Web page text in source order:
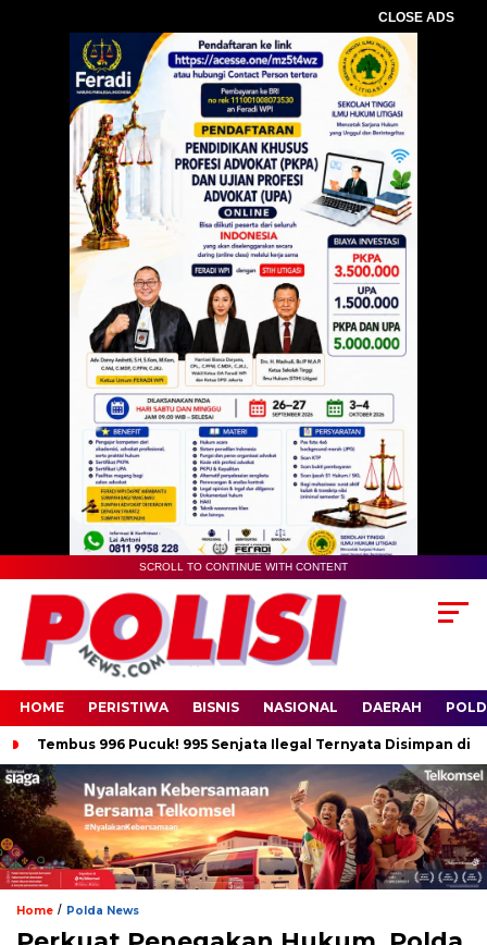
CLOSE ADS
SCROLL TO CONTINUE WITH CONTENT
HOME PERISTIWA BISNIS NASIONAL DAERAH
Tembus 996 Pucuk! 995 Senjata Ilegal Ternyata Disimpan di
Home / Polda News